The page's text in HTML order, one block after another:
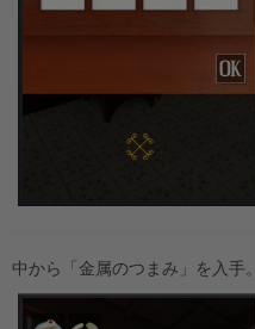
中から「金属のつまみ」を入手。